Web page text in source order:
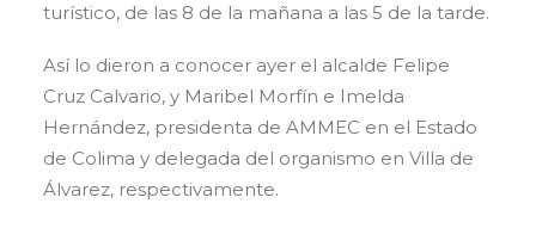
turístico, de las 8 de la mañana a las 5 de la tarde.
Así lo dieron a conocer ayer el alcalde Felipe
Cruz Calvario, y Maribel Morfín e Imelda
Hernández, presidenta de AMMEC en el Estado
de Colima y delegada del organismo en Villa de
Álvarez, respectivamente.